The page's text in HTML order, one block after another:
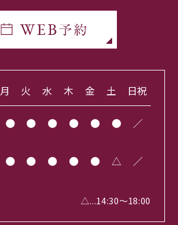
月 火 水 木 金 土 日祝
● ● ● ● ● ● ／
● ● ● ● ● △ ／
△...14:30～18:00